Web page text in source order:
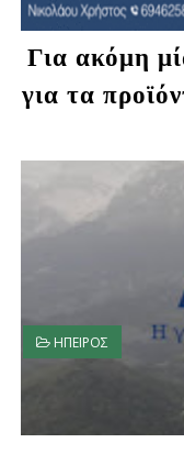
Για ακόμη
για τα
ΗΠΕΙΡΟΣ